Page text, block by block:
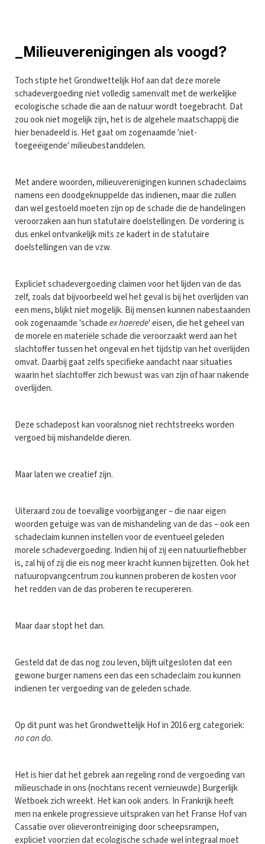
_Milieuverenigingen als voogd?
Toch stipte het Grondwettelijk Hof aan dat deze morele
schadevergoeding niet volledig samenvalt met de werkelijke
ecologische schade die aan de natuur wordt toegebracht. Dat
zou ook niet mogelijk zijn, het is de algehele maatschappij die
hier benadeeld is. Het gaat om zogenaamde 'niet-
toegeëigende' milieubestanddelen.
Met andere woorden, milieuverenigingen kunnen schadeclaims
namens een doodgeknuppelde das indienen, maar die zullen
dan wel gestoeld moeten zijn op de schade die de handelingen
veroorzaken aan hun statutaire doelstellingen. De vordering is
dus enkel ontvankelijk mits ze kadert in de statutaire
doelstellingen van de vzw.
Expliciet schadevergoeding claimen voor het lijden van de das
zelf, zoals dat bijvoorbeeld wel het geval is bij het overlijden van
een mens, blijkt niet mogelijk. Bij mensen kunnen nabestaanden
ook zogenaamde 'schadeex haerede' eisen, die het geheel van
de morele en materiële schade die veroorzaakt werd aan het
slachtoffer tussen het ongeval en het tijdstip van het overlijden
omvat. Daarbij gaat zelfs specifieke aandacht naar situaties
waarin het slachtoffer zich bewust was van zijn of haar nakende
overlijden.
Deze schadepost kan vooralsnog niet rechtstreeks worden
vergoed bij mishandelde dieren.
Maar laten we creatief zijn.
Uiteraard zou de toevallige voorbijganger – die naar eigen
woorden getuige was van de mishandeling van de das – ook een
schadeclaim kunnen instellen voor de eventueel geleden
morele schadevergoeding. Indien hij of zij een natuurliefhebber
is, zal hij of zij die eis nog meer kracht kunnen bijzetten. Ook het
natuuropvangcentrum zou kunnen proberen de kosten voor
het redden van de das proberen te recupereren.
Maar daar stopt het dan.
Gesteld dat de das nog zou leven, blijft uitgesloten dat een
gewone burger namens een das een schadeclaim zou kunnen
indienen ter vergoeding van de geleden schade.
Op dit punt was het Grondwettelijk Hof in 2016 erg categoriek:
no can do.
Het is hier dat het gebrek aan regeling rond de vergoeding van
milieuschade in ons (nochtans recent vernieuwde) Burgerlijk
Wetboek zich wreekt. Het kan ook anders. In Frankrijk heeft
men na enkele progressieve uitspraken van het Franse Hof van
Cassatie over olieverontreiniging door scheepsrampen,
expliciet voorzien dat ecologische schade wel integraal moet